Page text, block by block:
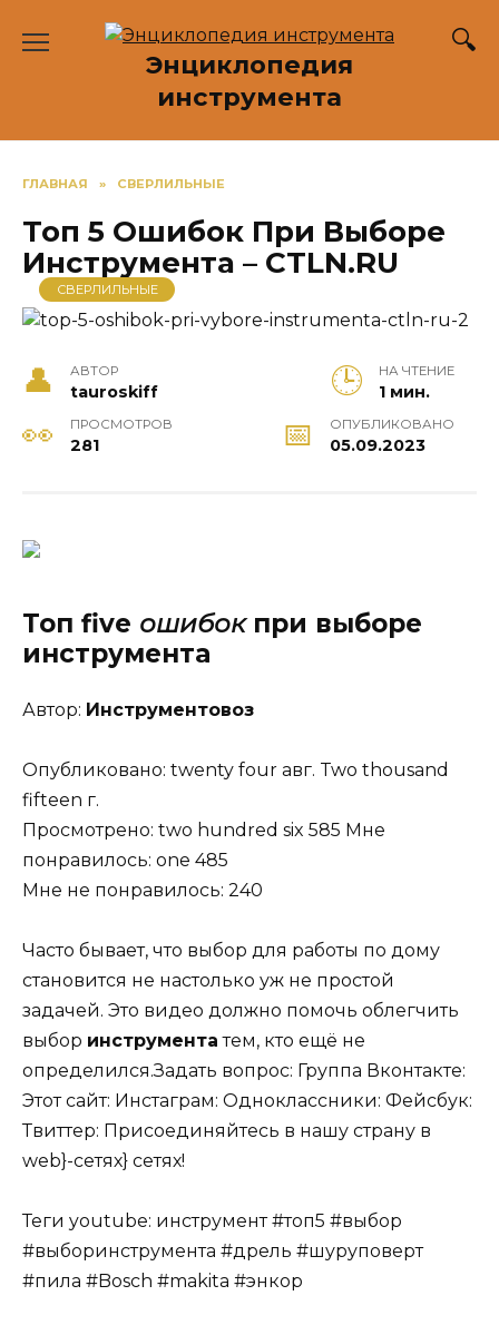
Энциклопедия
инструмента
ГЛАВНАЯ » СВЕРЛИЛЬНЫЕ
Топ 5 Ошибок При Выборе
Инструмента – CTLN.RU
СВЕРЛИЛЬНЫЕ
АВТОР
tauroskiff
НА ЧТЕНИЕ
1 мин.
ПРОСМОТРОВ
281
ОПУБЛИКОВАНО
05.09.2023
Топ five ошибокпри выборе
инструмента
Автор: Инструментовоз
Опубликовано: twenty four авг. Two thousand
fifteen г.
Просмотрено: two hundred six 585 Мне
понравилось: one 485
Мне не понравилось: 240
Часто бывает, что выбор для работы по дому
становится не настолько уж не простой
задачей. Это видео должно помочь облегчить
выбор инструмента тем, кто ещё не
определился.Задать вопрос: Группа Вконтакте:
Этот сайт: Инстаграм: Одноклассники: Фейсбук:
Твиттер: Присоединяйтесь в нашу страну в
web}-сетях} сетях!
Теги youtube: инструмент #топ5 #выбор
#выборинструмента #дрель #шуруповерт
#пила #Bosch #makita #энкор